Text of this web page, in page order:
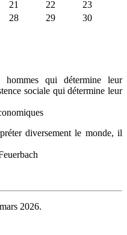
21 22
23
28 29
30
qui détermine leur
sociale qui détermine leur
diversement le monde, il
2026.